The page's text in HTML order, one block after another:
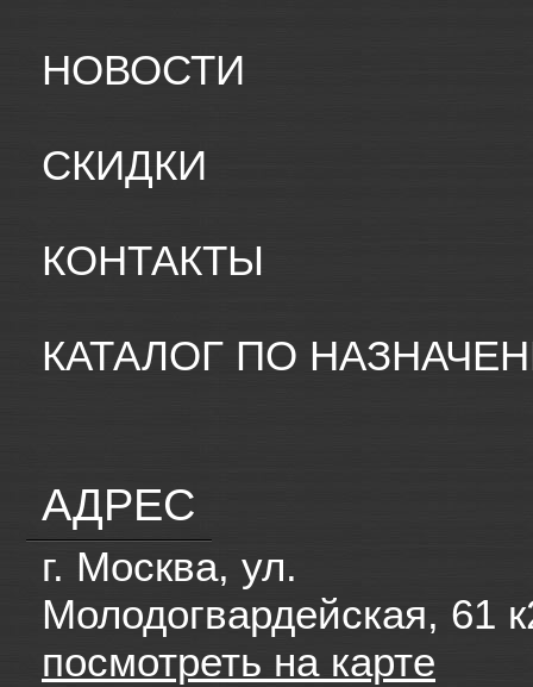
НОВОСТИ
СКИДКИ
КОНТАКТЫ
КАТАЛОГ ПО
АДРЕС
г. Москва, ул.
Молодогвардейская, 61
посмотреть на карте